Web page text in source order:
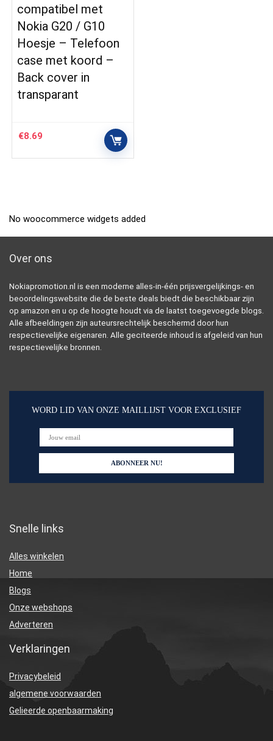
compatibel met
Nokia G20 / G10
Hoesje – Telefoon
case met koord –
Back cover in
transparant
€8.69
No woocommerce widgets added
Over ons
Nokiapromotion.nl is een moderne alles-in-één prijsvergelijkings- en
beoordelingswebsite die de beste deals biedt die beschikbaar zijn
op amazon en u op de hoogte houdt via de laatst toegevoegde blogs.
Alle afbeeldingen zijn auteursrechtelijk beschermd door hun
respectievelijke eigenaren. Alle geciteerde inhoud is afgeleid van hun
respectievelijke bronnen.
WORD LID VAN ONZE MAILLIJST VOOR EXCLUSIEF
Snelle links
Alles winkelen
Home
Blogs
Onze webshops
Adverteren
Verklaringen
Privacybeleid
algemene voorwaarden
Gelieerde openbaarmaking